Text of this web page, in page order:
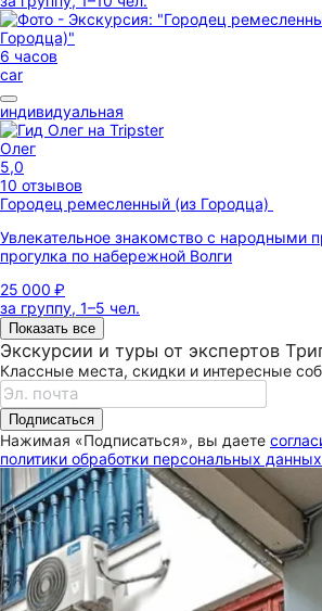
6 часов
car
индивидуальная
Олег
5,0
10 отзывов
Городец ремесленный (из Городца)
Увлекательное знакомство с народными
прогулка по набережной Волги
25 000 ₽
за группу, 1–5 чел.
Показать все
Экскурсии и туры от экспертов
Классные места, скидки и интересные
Подписаться
Нажимая «Подписаться», вы даете
политики обработки персональных данных